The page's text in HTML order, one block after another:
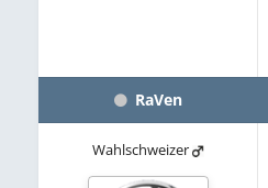
RaVen
Wahlschweizer